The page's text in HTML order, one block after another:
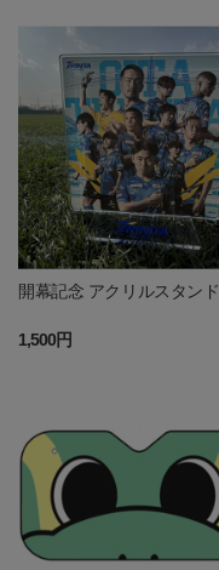
開幕記念 アクリルスタンド
1,500円